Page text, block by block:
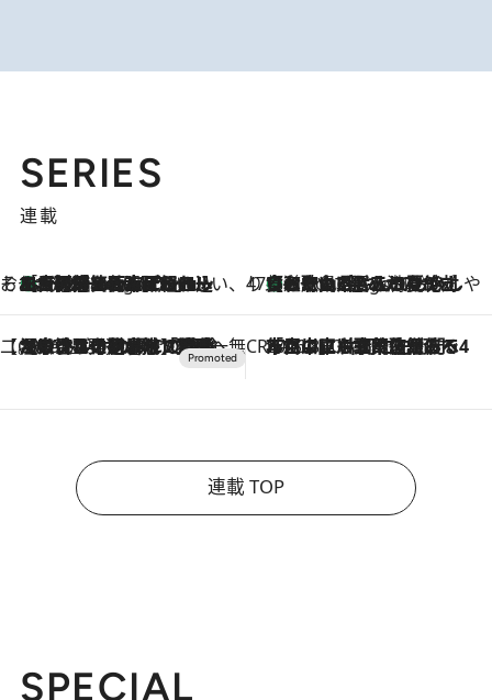
SERIES
連載
そおだよおこの関西おいしい、おやつ紀行9 Hours Ago
［大阪府箕面市］一皿一皿目の前で仕上げられる、料理を巧みに組み込んだアシェットデセールコース「ミチル アシェット デセール（Michiru assiette dessert）」 47都道府県の手みやげ ひんやりスイーツで夏を満喫
9 Hours Ago
【和歌山県】この夏絶対食べたい 冷やしておいしいおやつ3選 みかんがごろっと丸ごと入ったジュレ
【CREA×星野リゾート】唯一無二。癒しと発見が待つ場所へ
2026.8.7
【トンボの足水浴】ヒノキの香りに包まれて涼感マックス！約13℃の湧水かけ流しを避暑地「星野温泉 トンボの湯」で体験 CREA'S CHOICE
2026.8.7
「立川にも歌舞伎があるんだよ」 片岡仁左衛門・市川中車ら豪華座組みで4年目の立川立飛歌舞伎へ
連載 TOP
SPECIAL